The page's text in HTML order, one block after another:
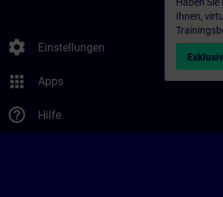
settings Einstellungen
apps Apps
help_outline Hilfe
Haben
Ihnen,